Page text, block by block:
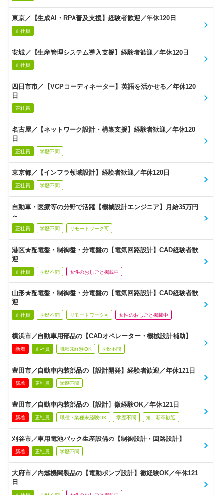
東京／【生成AI・RPA普及支援】経験者歓迎／年休120日
正社員
安城／【生産管理システム導入支援】経験者歓迎／年休120日
正社員
四日市市／【VCPコーディネーター】英語を活かせる／年休120
日
正社員
名古屋／【ネットワーク設計・構築支援】経験者歓迎／年休120
日
正社員 学歴不問
東京都／【インフラ領域設計】経験者歓迎／年休120日
正社員 学歴不問
自動車・医療等の分野で活躍【機械設計エンジニア】月給35万円
～
正社員 学歴不問 リモートワーク可
港区★配電盤・制御盤・分電盤の【電気回路設計】CAD経験者歓
迎
正社員 学歴不問 女性のおしごと掲載中
山形★配電盤・制御盤・分電盤の【電気回路設計】CAD経験者歓
迎
正社員 学歴不問 リモートワーク可 女性のおしごと掲載中
横浜市／自動車用部品の【CADオペレーター・機械設計補助】
新着 正社員 職種未経験OK 学歴不問
豊田市／自動車内装部品の【設計開発】経験者歓迎／年休121日
新着 正社員 学歴不問
豊田市／自動車内装部品の【設計】微経験OK／年休121日
新着 正社員 職種・業種未経験OK 学歴不問 第二新卒歓迎
刈谷市／車用電池パック生産設備の【制御設計・回路設計】
新着 正社員 学歴不問
大府市／内燃機関製品の【電動ポンプ設計】微経験OK／年休121
日